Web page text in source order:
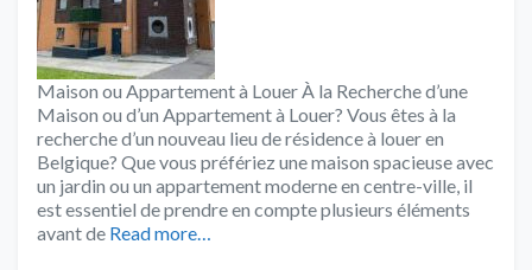
Maison ou Appartement à Louer À la Recherche d’une
Maison ou d’un Appartement à Louer? Vous êtes à la
recherche d’un nouveau lieu de résidence à louer en
Belgique? Que vous préfériez une maison spacieuse avec
un jardin ou un appartement moderne en centre-ville, il
est essentiel de prendre en compte plusieurs éléments
avant de Read more…